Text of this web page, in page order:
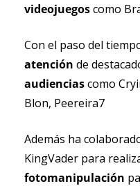
videojuegos como
atención de
audiencias como
Blon, Peereira7
Además ha
KingVader para
fotomanipulación